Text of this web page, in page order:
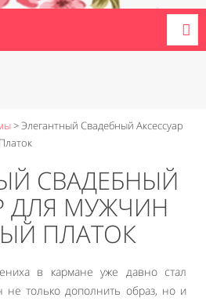
>Элегантный Свадебный Аксессуар
СВАДЕБНЫЙ
ДЛЯ МУЖЧИН
ПЛАТОК
в кармане уже давно стал
не только дополнить образ, но и